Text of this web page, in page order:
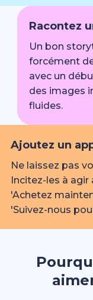
Racontez
Un bon
forcément
avec un
des images
fluides.
Ajoutez un
Ne laissez pas
Incitez-les à
'Achetez
'Suivez-nous